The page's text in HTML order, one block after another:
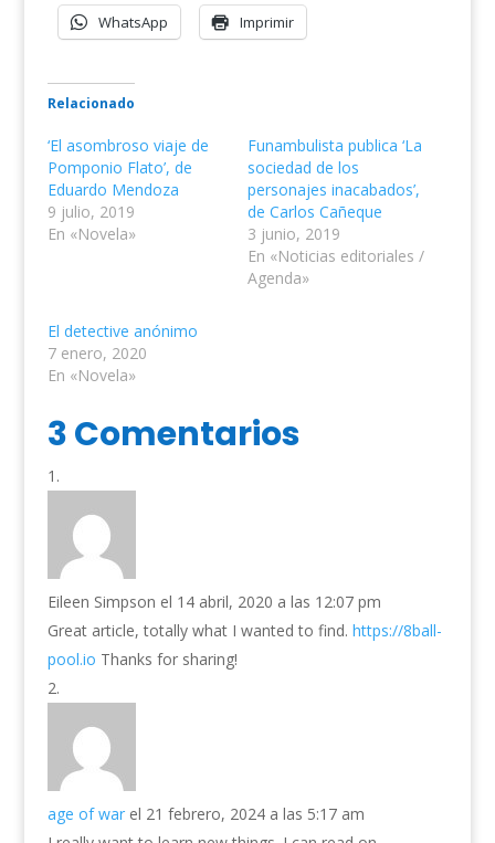
WhatsApp Imprimir
Relacionado
‘El asombroso viaje de
Pomponio Flato’, de
Eduardo Mendoza
9 julio, 2019
En «Novela»
Funambulista publica ‘La
sociedad de los
personajes inacabados’,
de Carlos Cañeque
3 junio, 2019
En «Noticias editoriales /
Agenda»
El detective anónimo
7 enero, 2020
En «Novela»
3 Comentarios
Eileen Simpson el 14 abril, 2020 a las 12:07 pm
Grеat article, totally what I wanted to find. https://8ball-
pool.io Thanks for sharing!
age of war el 21 febrero, 2024 a las 5:17 am